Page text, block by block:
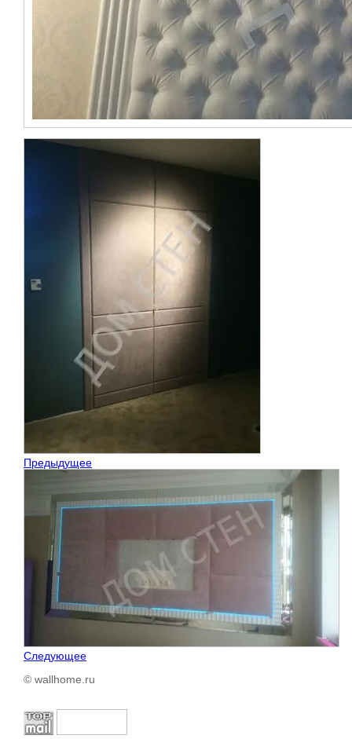
Предыдущее
Следующее
© wallhome.ru